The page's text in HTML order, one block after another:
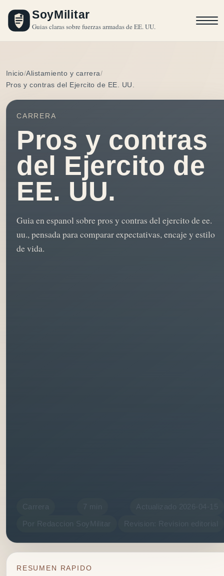
SoyMilitar
Guias claras sobre fuerzas armadas de EE. UU.
Inicio Alistamiento y carrera
Pros y contras del Ejercito de EE. UU.
CARRERA
Pros y contras
del Ejercito de
EE. UU.
Guia en espanol sobre pros y contras del ejercito de ee.
uu., pensada para comparar expectativas, encaje y estilo
de vida.
Carrera 7 min
Por Redaccion SoyMilitar Revision: Revision editorial
RESUMEN RAPIDO